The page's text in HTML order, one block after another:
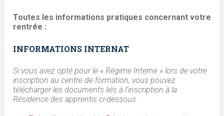
Toutes les informations pratiques concernant votre
rentrée :
INFORMATIONS INTERNAT
Si vous avez opté pour le « Régime Interne » lors de votre
inscription au centre de formation, vous pouvez
télécharger les documents liés à l’inscription à la
Résidence des apprentis ci-dessous :